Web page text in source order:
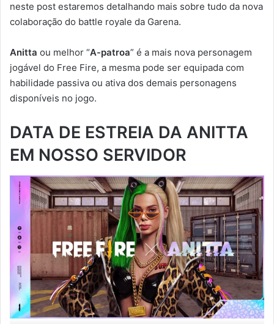
neste post estaremos detalhando mais sobre tudo da nova
colaboração do battle royale da Garena.
Anitta ou melhor “A-patroa” é a mais nova personagem
jogável do Free Fire, a mesma pode ser equipada com
habilidade passiva ou ativa dos demais personagens
disponíveis no jogo.
DATA DE ESTREIA DA ANITTA
EM NOSSO SERVIDOR